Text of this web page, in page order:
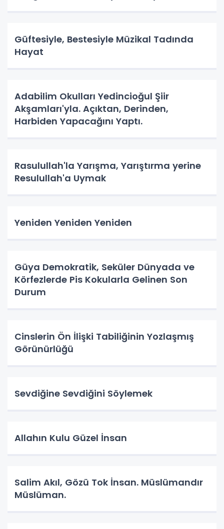
Güftesiyle, Bestesiyle Müzikal Tadında
Hayat
Adabilim Okulları Yedincioğul Şiir
Akşamları'yla. Açıktan, Derinden,
Harbiden Yapacağını Yaptı.
Rasulullah'la Yarışma, Yarıştırma yerine
Resulullah'a Uymak
Yeniden Yeniden Yeniden
Güya Demokratik, Seküler Dünyada ve
Körfezlerde Pis Kokularla Gelinen Son
Durum
Cinslerin Ön İlişki Tabiliğinin Yozlaşmış
Görünürlüğü
Sevdiğine Sevdiğini Söylemek
Allahın Kulu Güzel İnsan
Salim Akıl, Gözü Tok İnsan. Müslümandır
Müslüman.